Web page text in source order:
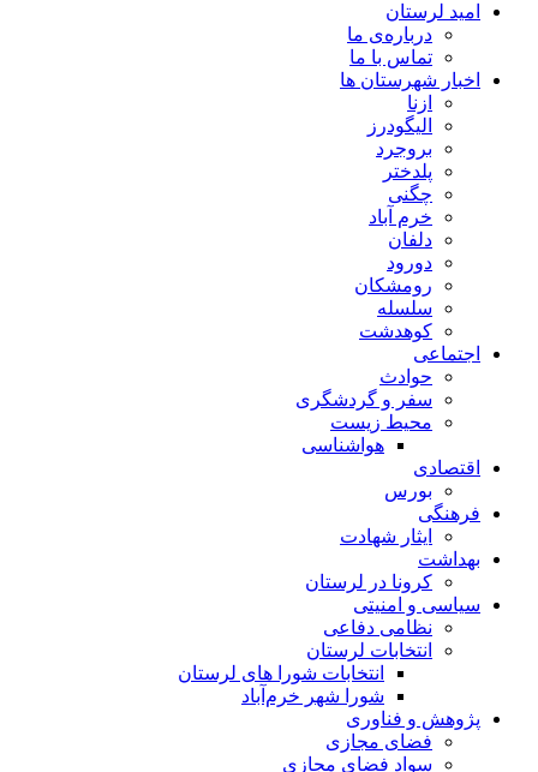
امید لرستان
درباره‌ی ما
تماس با ما
اخبار شهرستان ها
ازنا
الیگودرز
بروجرد
پلدختر
چگنی
خرم آباد
دلفان
دورود
رومشکان
سلسله
کوهدشت
اجتماعی
حوادث
سفر و گردشگری
محیط زیست
هواشناسی
اقتصادی
بورس
فرهنگی
ایثار شهادت
بهداشت
کرونا در لرستان
سیاسی و امنیتی
نظامی دفاعی
انتخابات لرستان
انتخابات شورا های لرستان
شورا شهر خرم‌آباد
پژوهش و فناوری
فضای مجازی
سواد فضای مجازی